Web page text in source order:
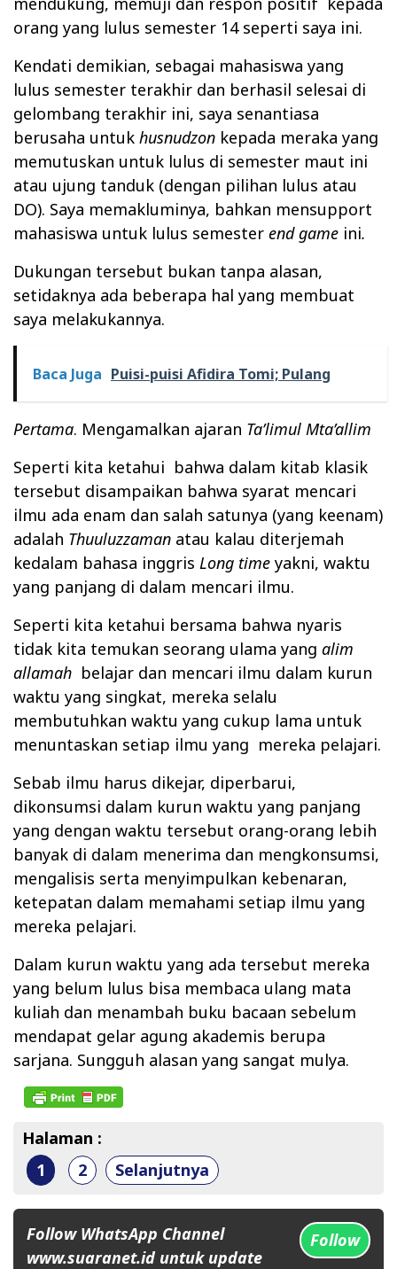
orang yang lulus semester 14 seperti saya ini.
Kendati demikian, sebagai mahasiswa yang
lulus semester terakhir dan berhasil selesai di
gelombang terakhir ini, saya senantiasa
berusaha untuk husnudzon kepada meraka yang
memutuskan untuk lulus di semester maut ini
atau ujung tanduk (dengan pilihan lulus atau
DO). Saya memakluminya, bahkan mensupport
mahasiswa untuk lulus semester end game ini.
Dukungan tersebut bukan tanpa alasan,
setidaknya ada beberapa hal yang membuat
saya melakukannya.
Baca Juga Puisi-puisi Afidira Tomi; Pulang
Pertama. Mengamalkan ajaran Ta’limul Mta’allim
Seperti kita ketahui bahwa dalam kitab klasik
tersebut disampaikan bahwa syarat mencari
ilmu ada enam dan salah satunya (yang keenam)
adalah Thuuluzzaman atau kalau diterjemah
kedalam bahasa inggris Long time yakni, waktu
yang panjang di dalam mencari ilmu.
Seperti kita ketahui bersama bahwa nyaris
tidak kita temukan seorang ulama yang alim
allamah belajar dan mencari ilmu dalam kurun
waktu yang singkat, mereka selalu
membutuhkan waktu yang cukup lama untuk
menuntaskan setiap ilmu yang mereka pelajari.
Sebab ilmu harus dikejar, diperbarui,
dikonsumsi dalam kurun waktu yang panjang
yang dengan waktu tersebut orang-orang lebih
banyak di dalam menerima dan mengkonsumsi,
mengalisis serta menyimpulkan kebenaran,
ketepatan dalam memahami setiap ilmu yang
mereka pelajari.
Dalam kurun waktu yang ada tersebut mereka
yang belum lulus bisa membaca ulang mata
kuliah dan menambah buku bacaan sebelum
mendapat gelar agung akademis berupa
sarjana. Sungguh alasan yang sangat mulya.
Halaman :
1
2 Selanjutnya
Follow WhatsApp Channel
www.suaranet.id untuk update
Follow